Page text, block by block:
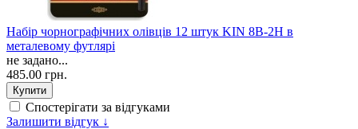
Набір чорнографічних олівців 12 штук KIN 8B-2H в
металевому футлярі
не задано...
485.00 грн.
Спостерігати за відгуками
Залишити відгук ↓